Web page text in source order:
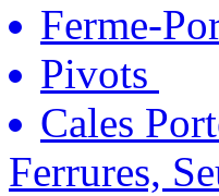
Ferme-
Pivots
Cales
Ferrures,